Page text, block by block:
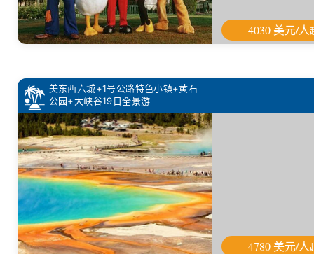
4030 美元/人
美东西六城+1号公路特色小镇+黄石
公园+大峡谷19日全景游
4780 美元/人